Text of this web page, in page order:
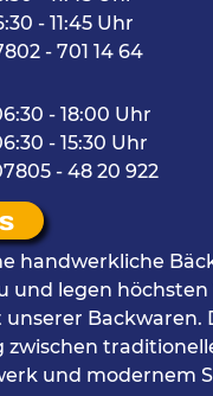
- 11:45 Uhr
- 701 14 64
- 18:00 Uhr
- 15:30 Uhr
- 48 20 922
handwerkliche
und legen
Backwaren.
zwischen
und modernem